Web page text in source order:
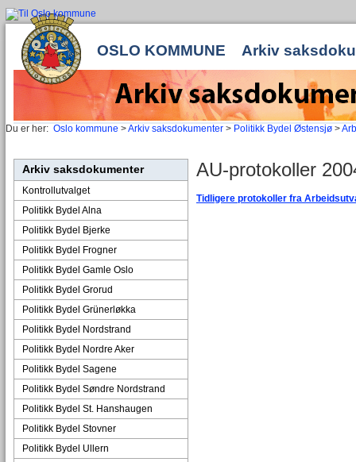
OSLO KOMMUNE Arkiv
Du er her: Oslo kommune >Arkiv saksdokumenter > Politikk Bydel Østensjø >
Arkiv saksdokumenter
Kontrollutvalget
Politikk Bydel Alna
Politikk Bydel Bjerke
Politikk Bydel Frogner
Politikk Bydel Gamle Oslo
Politikk Bydel Grorud
Politikk Bydel Grünerløkka
Politikk Bydel Nordstrand
Politikk Bydel Nordre Aker
Politikk Bydel Sagene
Politikk Bydel Søndre Nordstrand
Politikk Bydel St. Hanshaugen
Politikk Bydel Stovner
Politikk Bydel Ullern
AU-protokoller
Tidligere protokoller fra